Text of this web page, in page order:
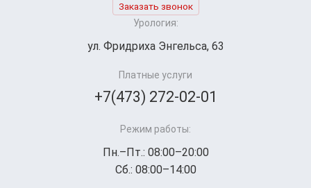
Заказать звонок
Урология:
ул. Фридриха Энгельса, 63
Платные услуги
+7(473) 272-02-01
Режим работы:
Пн.–Пт.: 08:00–20:00
Сб.: 08:00–14:00